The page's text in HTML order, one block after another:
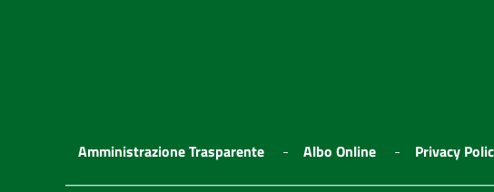
Amministrazione Trasparente Albo Online Privacy